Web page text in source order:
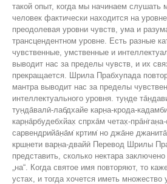
такой опыт, когда мы начинаем слушать
человек фактически находится на
преодолевая уровни чувств, ума и
трансцендентном уровне. Есть разные
чувственные, умственные и
выводит нас за пределы чувств, и их
прекращается. Шрила Прабхупада
мантра выводит нас за пределы
интеллектуального уровня. тун̣д̣е
тун̣д̣а̄валӣ-лабдхайе карн̣а-крод̣а-
карн̣а̄рбудебхйах̣ спр̣ха̄м четах̣-
сарвендрийа̄н̣а̄м̇ кр̣тим̇ но джа̄не
кр̣шн̣ети варн̣а-двайӣ Перевод Шрилы
представить, сколько нектара
„на“. Когда святое имя повторяют, то
устах, и тогда хочется иметь